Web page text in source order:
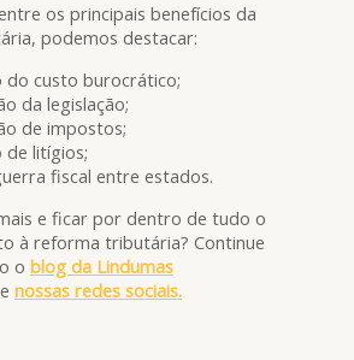
os principais benefícios da
podemos destacar:
do custo burocrático;
da legislação;
de impostos;
de litígios;
fiscal entre estados.
e ficar por dentro de tudo o
à reforma tributária? Continue
o blog da Lindumas
e nossas redes sociais.